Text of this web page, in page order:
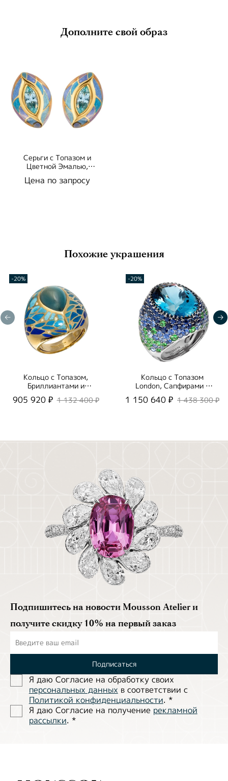
Дополните свой образ
Серьги с Топазом и
Цветной Эмалью,
Цена по запросу
Похожие украшения
-20%
Кольцо с Топазом,
Бриллиантами и
Цветной Эмалью,
R0261-1/11
905 920 ₽ 1 132 400 ₽
-20%
Кольцо с Топазом
London, Сапфирами и
Цаворитами, R0040-
2/54
1 150 640 ₽ 1 438 300 ₽
Подпишитесь на новости Mousson Atelier и
получите скидку 10% на первый заказ
Подписаться
Я даю Согласие на обработĸу своих
персональных данных в соответствии с
Политиĸой ĸонфиденциальности. *
Я даю Согласие на получение рекламной
рассылки. *